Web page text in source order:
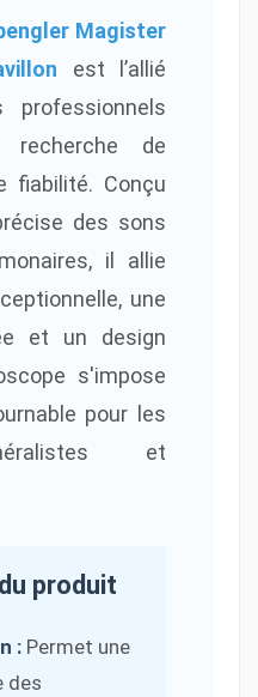
Magister
est l’allié
professionnels
de
fiabilité. Conçu
des sons
il allie
une
et un design
s'impose
pour les
et
produit
: Permet une
des